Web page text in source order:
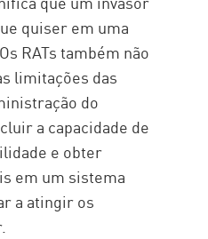
quiser em uma
RATs também não
limitações das
do
a capacidade de
e obter
em um sistema
a atingir os